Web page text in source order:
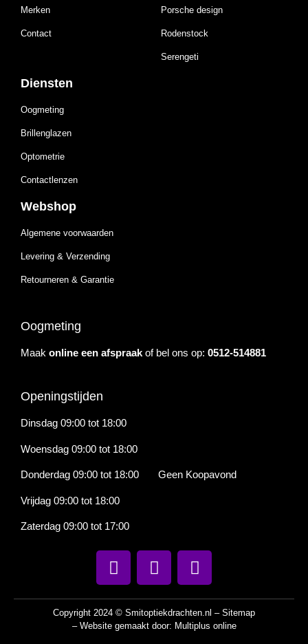
Merken
Contact
Porsche design
Rodenstock
Serengeti
Diensten
Oogmeting
Brillenglazen
Optometrie
Contactlenzen
Webshop
Algemene voorwaarden
Levering & Verzending
Retourneren & Garantie
Oogmeting
Maak online een afspraak of bel ons op: 0512-514881
Openingstijden
Dinsdag 09:00 tot 18:00
Woensdag 09:00 tot 18:00
Donderdag 09:00 tot 18:00 Geen Koopavond
Vrijdag 09:00 tot 18:00
Zaterdag 09:00 tot 17:00
Copyright 2024 © Smitoptiekdrachten.nl – Sitemap
– Website gemaakt door: Multiplus online